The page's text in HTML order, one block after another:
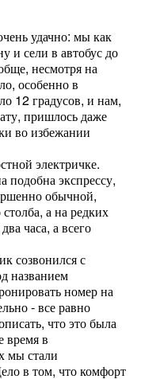
удачно: мы как
и сели в автобус до
несмотря на
особенно в
12 градусов, и нам,
пришлось даже
во избежании
электричке.
подобна экспрессу,
обычной,
а на редких
часа, а всего
созвонился с
названием
номер на
- все равно
что это была
время в
мы стали
в том, что комфорт